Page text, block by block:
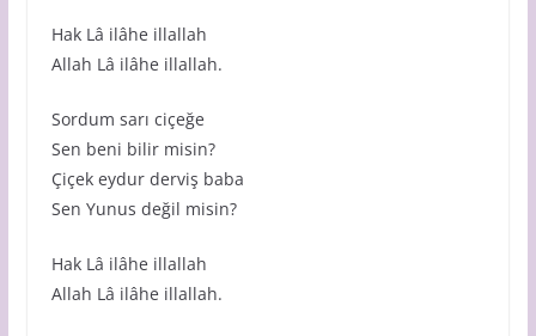
Hak Lâ ilâhe illallah
Allah Lâ ilâhe illallah.
Sordum sarı ciçeğe
Sen beni bilir misin?
Çiçek eydur derviş baba
Sen Yunus değil misin?
Hak Lâ ilâhe illallah
Allah Lâ ilâhe illallah.